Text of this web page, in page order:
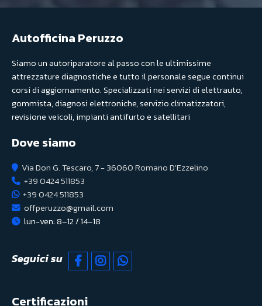
Autofficina Peruzzo
Siamo un autoriparatore al passo con le ultimissime
attrezzature diagnostiche e tutto il personale segue continui
corsi di aggiornamento. Specializzati nei servizi di elettrauto,
gommista, diagnosi elettroniche, servizio climatizzatori,
revisione veicoli, impianti antifurto e satellitari
Dove siamo
Via Don G. Tescaro, 7 - 36060 Romano D'Ezzelino
+39 0424 511853
+39 0424 511853
offperuzzo@gmail.com
lun-ven: 8–12 / 14–18
Seguici su
Certificazioni